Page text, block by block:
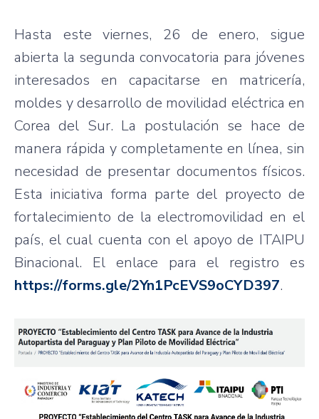
Hasta este viernes, 26 de enero, sigue
abierta la segunda convocatoria para jóvenes
interesados en capacitarse en matricería,
moldes y desarrollo de movilidad eléctrica en
Corea del Sur. La postulación se hace de
manera rápida y completamente en línea, sin
necesidad de presentar documentos físicos.
Esta iniciativa forma parte del proyecto de
fortalecimiento de la electromovilidad en el
país, el cual cuenta con el apoyo de ITAIPU
Binacional. El enlace para el registro es
https://forms.gle/2Yn1PcEVS9oCYD397.